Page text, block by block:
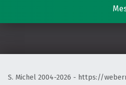
S. Michel 2004-2026 - https://